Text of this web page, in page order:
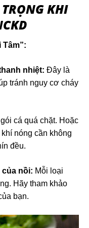
KHI
nhiệt: Đây là
tránh nguy cơ cháy
cá quá chặt. Hoặc
nóng cần không
đều.
nồi: Mỗi loại
Hãy tham khảo
bạn.